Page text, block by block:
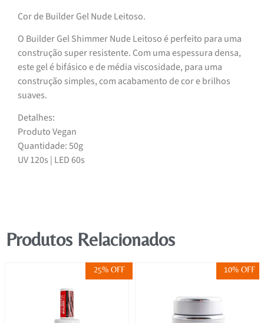
Cor de Builder Gel Nude Leitoso.
O Builder Gel Shimmer Nude Leitoso é perfeito para uma
construção super resistente. Com uma espessura densa,
este gel é bifásico e de média viscosidade, para uma
construção simples, com acabamento de cor e brilhos
suaves.
Detalhes:
Produto Vegan
Quantidade: 50g
UV 120s | LED 60s
Produtos Relacionados
25% OFF 10% OFF